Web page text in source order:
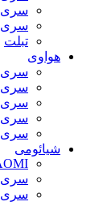
سری M
سری NOTE
تبلت
هواوی
سری HONOR
سری NOVA
سری MATE
سری P
سری Y
شیائومی
XIAOMI
سری POCO
سری MI